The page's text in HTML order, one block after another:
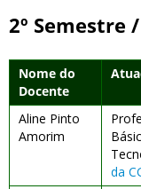
2º Semestre
Nome do
Docente
Aline Pinto
Amorim
da